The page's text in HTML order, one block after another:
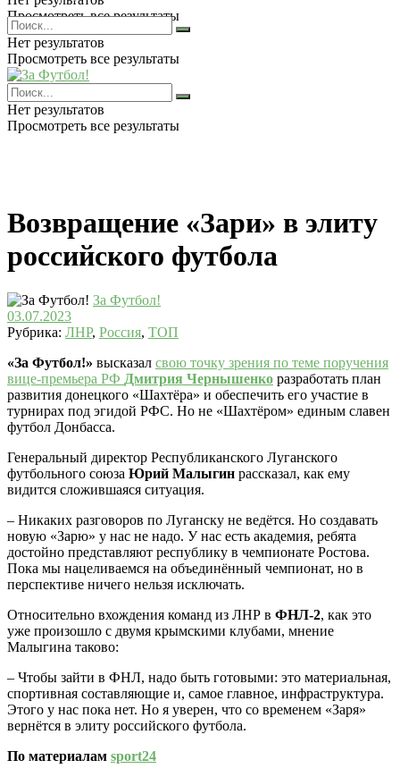
Просмотреть все результаты
Нет результатов
Просмотреть все результаты
Нет результатов
Просмотреть все результаты
Возвращение «Зари» в элиту
российского футбола
За Футбол!
03.07.2023
Рубрика: ЛНР, Россия, ТОП
«За Футбол!» высказал свою точку зрения по теме поручения
вице-премьера РФ Дмитрия Чернышенко разработать план
развития донецкого «Шахтёра» и обеспечить его участие в
турнирах под эгидой РФС. Но не «Шахтёром» единым славен
футбол Донбасса.
Генеральный директор Республиканского Луганского
футбольного союза Юрий Малыгин рассказал, как ему
видится сложившаяся ситуация.
– Никаких разговоров по Луганску не ведётся. Но создавать
новую «Зарю» у нас не надо. У нас есть академия, ребята
достойно представляют республику в чемпионате Ростова.
Пока мы нацеливаемся на объединённый чемпионат, но в
перспективе ничего нельзя исключать.
Относительно вхождения команд из ЛНР в ФНЛ-2, как это
уже произошло с двумя крымскими клубами, мнение
Малыгина таково:
– Чтобы зайти в ФНЛ, надо быть готовыми: это материальная,
спортивная составляющие и, самое главное, инфраструктура.
Этого у нас пока нет. Но я уверен, что со временем «Заря»
вернётся в элиту российского футбола.
По материалам sport24